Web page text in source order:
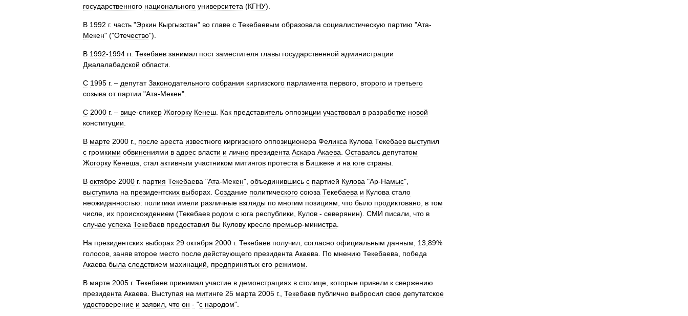
государственного национального университета (КГНУ).
В 1992 г. часть "Эркин Кыргызстан" во главе с Текебаевым образовала социалистическую партию "Ата-
Мекен" ("Отечество").
В 1992-1994 гг. Текебаев занимал пост заместителя главы государственной администрации
Джалалабадской области
С 1995 г. – депутат Законодательного собрания киргизского парламента первого второго и третьего
созыва от партии "Ата‑Мекен".
С 2000 г. – вице-спикер Жогорку Кенеш Как представитель оппозиции участвовал в разработке новой
конституции
В марте 2000 г., после ареста известного киргизского оппозиционера Феликса Кулова Текебаев выступил
с громкими обвинениями в адрес власти и лично президента Аскара Акаева Оставаясь депутатом
Жогорку Кенеша стал активным участником митингов протеста в Бишкеке и на юге страны
В октябре 2000 г. партия Текебаева "Ата‑Мекен", объединившись с партией Кулова "Ар-Намыс",
выступила на президентских выборах Создание политического союза Текебаева и Кулова стало
неожиданностью: политики имели различные взгляды по многим позициям что было продиктовано в том
числе их происхождением (Текебаев родом с юга республики Кулов ‑ северянин). СМИ писали что в
случае успеха Текебаев предоставил бы Кулову кресло премьер-министра
На президентских выборах 29 октября 2000 г. Текебаев получил согласно официальным данным 13 89%
голосов заняв второе место после действующего президента Акаева По мнению Текебаева
победа
Акаева была следствием махинаций предпринятых его режимом
В марте 2005 г. Текебаев принимал участие в демонстрациях в столице которые привели к свержению
президента Акаева Выступая на митинге 25 марта 2005 г., Текебаев публично выбросил свое депутатское
удостоверение и заявил что он ‑ "с народом".